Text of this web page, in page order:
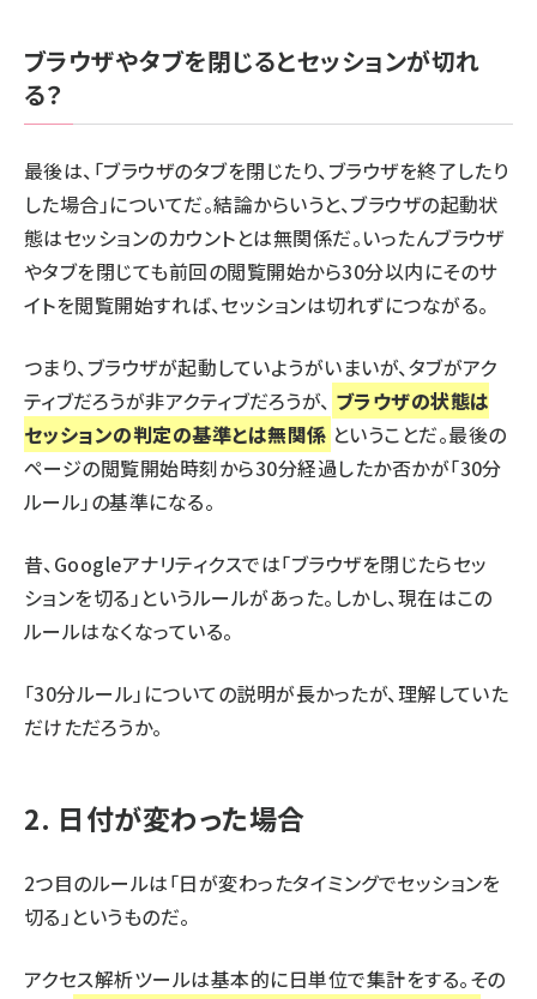
ブラウザやタブを閉じるとセッションが切れ
る？
最後は、「ブラウザのタブを閉じたり、ブラウザを終了したり
した場合」についてだ。結論からいうと、ブラウザの起動状
態はセッションのカウントとは無関係だ。いったんブラウザ
やタブを閉じても前回の閲覧開始から30分以内にそのサ
イトを閲覧開始すれば、セッションは切れずにつながる。
つまり、ブラウザが起動していようがいまいが、タブがアク
ティブだろうが非アクティブだろうが、 ブラウザの状態は
セッションの判定の基準とは無関係 ということだ。最後の
ページの閲覧開始時刻から30分経過したか否かが「30分
ルール」の基準になる。
昔、Googleアナリティクスでは「ブラウザを閉じたらセッ
ションを切る」というルールがあった。しかし、現在はこの
ルールはなくなっている。
「30分ルール」についての説明が長かったが、理解していた
だけただろうか。
2. 日付が変わった場合
2つ目のルールは「日が変わったタイミングでセッションを
切る」というものだ。
アクセス解析ツールは基本的に日単位で集計をする。その